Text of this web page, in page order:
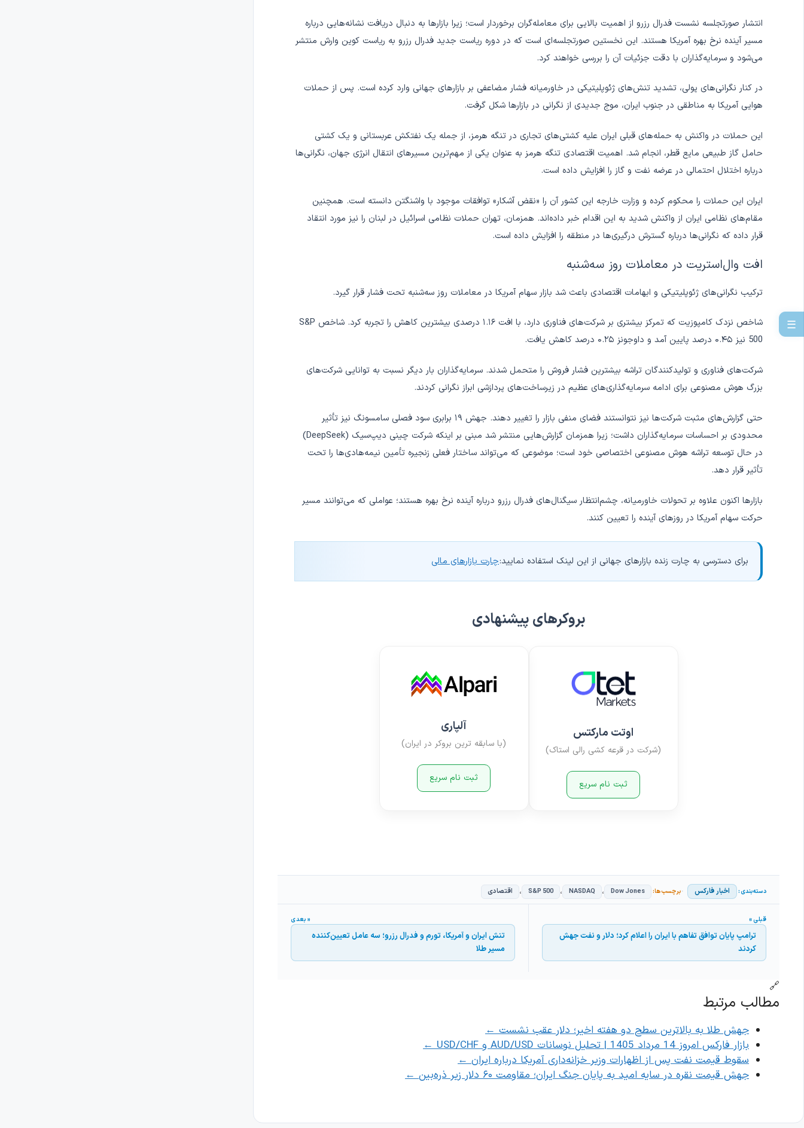
انتشار صورتجلسه نشست فدرال رزرو از اهمیت بالایی برای معامله‌گران برخوردار است؛ زیرا بازارها به دنبال دریافت نشانه‌هایی درباره
مسیر آینده نرخ بهره آمریکا هستند. این نخستین صورتجلسه‌ای است که در دوره ریاست جدید فدرال رزرو به ریاست کوین وارش منتشر
می‌شود و سرمایه‌گذاران با دقت جزئیات آن را بررسی خواهند کرد.
در کنار نگرانی‌های پولی، تشدید تنش‌های ژئوپلیتیکی در خاورمیانه فشار مضاعفی بر بازارهای جهانی وارد کرده است. پس از حملات
هوایی آمریکا به مناطقی در جنوب ایران، موج جدیدی از نگرانی در بازارها شکل گرفت.
این حملات در واکنش به حمله‌های قبلی ایران علیه کشتی‌های تجاری در تنگه هرمز، از جمله یک نفتکش عربستانی و یک کشتی
حامل گاز طبیعی مایع قطر، انجام شد. اهمیت اقتصادی تنگه هرمز به عنوان یکی از مهم‌ترین مسیرهای انتقال انرژی جهان، نگرانی‌ها
درباره اختلال احتمالی در عرضه نفت و گاز را افزایش داده است.
ایران این حملات را محکوم کرده و وزارت خارجه این کشور آن را «نقض آشکار» توافقات موجود با واشنگتن دانسته است. همچنین
مقام‌های نظامی ایران از واکنش شدید به این اقدام خبر داده‌اند. همزمان، تهران حملات نظامی اسرائیل در لبنان را نیز مورد انتقاد
قرار داده که نگرانی‌ها درباره گسترش درگیری‌ها در منطقه را افزایش داده است.
افت وال‌استریت در معاملات روز سه‌شنبه
ترکیب نگرانی‌های ژئوپلیتیکی و ابهامات اقتصادی باعث شد بازار سهام آمریکا در معاملات روز سه‌شنبه تحت فشار قرار گیرد.
شاخص نزدک کامپوزیت که تمرکز بیشتری بر شرکت‌های فناوری دارد، با افت ۱.۱۶ درصدی بیشترین کاهش را تجربه کرد. شاخص S&P
500 نیز ۰.۴۵ درصد پایین آمد و داوجونز ۰.۲۵ درصد کاهش یافت.
شرکت‌های فناوری و تولیدکنندگان تراشه بیشترین فشار فروش را متحمل شدند. سرمایه‌گذاران بار دیگر نسبت به توانایی شرکت‌های
بزرگ هوش مصنوعی برای ادامه سرمایه‌گذاری‌های عظیم در زیرساخت‌های پردازشی ابراز نگرانی کردند.
حتی گزارش‌های مثبت شرکت‌ها نیز نتوانستند فضای منفی بازار را تغییر دهند. جهش ۱۹ برابری سود فصلی سامسونگ نیز تأثیر
محدودی بر احساسات سرمایه‌گذاران داشت؛ زیرا همزمان گزارش‌هایی منتشر شد مبنی بر اینکه شرکت چینی دیپ‌سیک (DeepSeek)
در حال توسعه تراشه هوش مصنوعی اختصاصی خود است؛ موضوعی که می‌تواند ساختار فعلی زنجیره تأمین نیمه‌هادی‌ها را تحت
تأثیر قرار دهد.
بازارها اکنون علاوه بر تحولات خاورمیانه، چشم‌انتظار سیگنال‌های فدرال رزرو درباره آینده نرخ بهره هستند؛ عواملی که می‌توانند مسیر
حرکت سهام آمریکا در روزهای آینده را تعیین کنند.
برای دسترسی به چارت زنده بازارهای جهانی از این لینک استفاده نمایید:چارت بازارهای مالی
☰
بروکرهای پیشنهادی
اوتت مارکتس
(شرکت در قرعه کشی رالی استاک)
ثبت نام سریع
آلپاری
(با سابقه ترین بروکر در ایران)
ثبت نام سریع
اخبار فارکس Dow Jones ، NASDAQ ، S&P 500 ، اقتصادی
ترامپ پایان توافق تفاهم با ایران را اعلام کرد؛ دلار و نفت جهش
کردند
تنش ایران و آمریکا، تورم و فدرال رزرو؛ سه عامل تعیین‌کننده
مسیر طلا
🔗
مطالب مرتبط
جهش طلا به بالاترین سطح دو هفته اخیر؛ دلار عقب نشست ←
بازار فارکس امروز 14 مرداد 1405 | تحلیل نوسانات AUD/USD و USD/CHF
←
سقوط قیمت نفت پس از اظهارات وزیر خزانه‌داری آمریکا درباره ایران ←
جهش قیمت نقره در سایه امید به پایان جنگ ایران؛ مقاومت ۶۰ دلار زیر ذره‌بین
←